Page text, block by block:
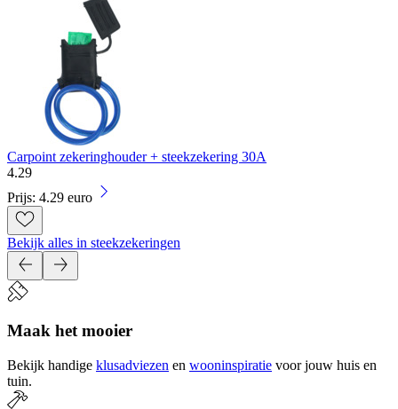
Carpoint zekeringhouder + steekzekering 30A
4.29
Prijs: 4.29 euro
Bekijk alles in steekzekeringen
Maak het mooier
Bekijk handige klusadviezen en wooninspiratie voor jouw huis en
tuin.